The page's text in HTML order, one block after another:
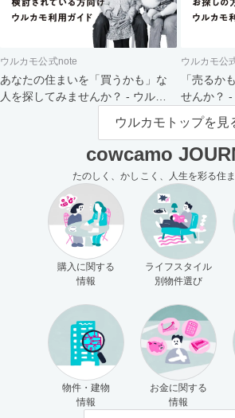
ウルカモ公式note
あなたの住まいを「買うかも」な
人を探してみませんか？ - ウルカ
ウルカモ公
「売るか
せんか？ -
主さま向け
ウルカモトップを見
cowcamo
たのしく、かしこく、人生を彩る住
購入に関する
情報
ライフスタイル
別物件選び
物件・建物
情報
お金に関する
情報